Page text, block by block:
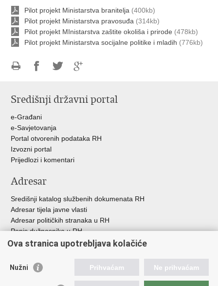
Pilot projekt Ministarstva branitelja (400kb)
Pilot projekt Ministarstva pravosuđa (314kb)
Pilot projekt MInistarstva zaštite okoliša i prirode (478kb)
Pilot projekt Ministarstva socijalne politike i mladih (776kb)
FacebookuTwitteruGoogle
Središnji državni portal
e-Građani
e-Savjetovanja
Portal otvorenih podataka RH
Izvozni portal
Prijedlozi i komentari
Adresar
Središnji katalog službenih dokumenata RH
Adresar tijela javne vlasti
Adresar političkih stranaka u RH
Popis dužnosnika u RH
Besplatni telefoni javne uprave
Korisne poveznice
Ova stranica upotrebljava kolačiće
Nužni Prihvaćam Ne prihvaćam